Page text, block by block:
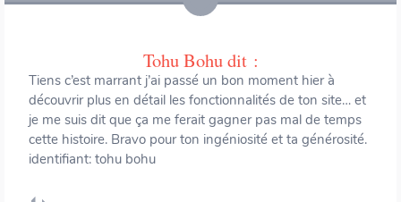
Tohu Bohudit :
Tiens c’est marrant j’ai passé un bon moment hier à
découvrir plus en détail les fonctionnalités de ton site… et
je me suis dit que ça me ferait gagner pas mal de temps
cette histoire. Bravo pour ton ingéniosité et ta générosité.
identifiant: tohu bohu